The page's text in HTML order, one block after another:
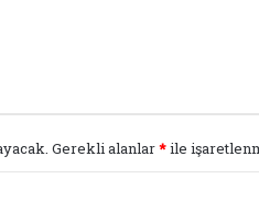
Gerekli alanlar*ile